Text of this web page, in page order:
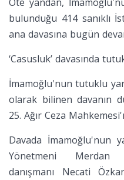
bulunduğu 414 sanıklı
ana davasına bugün
‘Casusluk’ davasında
İmamoğlu'nun tutuklu
olarak bilinen davanın
25. Ağır Ceza
Davada İmamoğlu'nun
Yönetmeni Merdan
danışmanı Necati